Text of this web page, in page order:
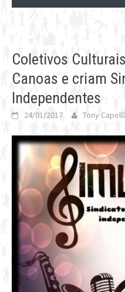
Coletivos
Canoas e criam
Independentes
24/01/2017 Tony